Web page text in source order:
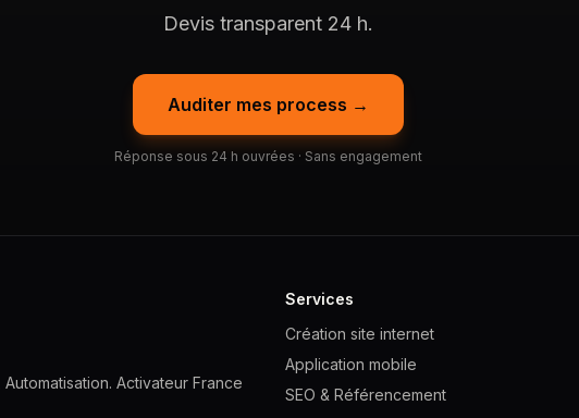
Devis transparent 24 h.
Auditer mes process →
Réponse sous 24 h ouvrées · Sans engagement
Activateur France
Services
Création site internet
Application mobile
SEO & Référencement